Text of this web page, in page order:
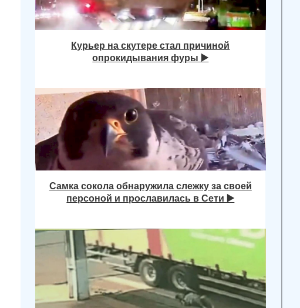
Курьер на скутере стал причиной
опрокидывания фуры ▶️
Самка сокола обнаружила слежку за своей
персоной и прославилась в Сети ▶️